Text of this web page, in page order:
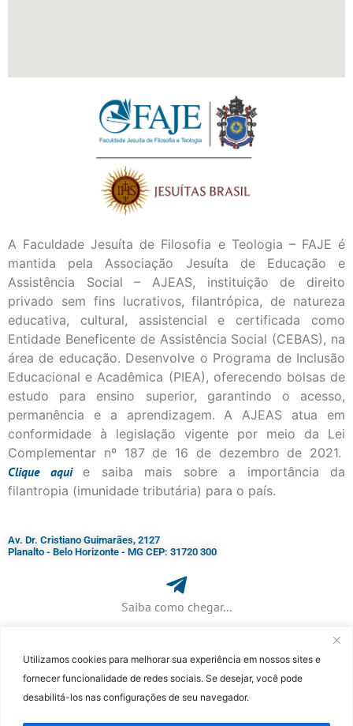
Utilizamos cookies para melhorar sua experiência em nossos sites e
fornecer funcionalidade de redes sociais. Se desejar, você pode
desabilitá-los nas configurações de seu navegador.
A Faculdade Jesuíta de Filosofia e Teologia – FAJE é
mantida pela Associação Jesuíta de Educação e
Assistência Social – AJEAS, instituição de direito
privado sem fins lucrativos, filantrópica, de natureza
educativa, cultural, assistencial e certificada como
Entidade Beneficente de Assistência Social (CEBAS), na
área de educação. Desenvolve o Programa de Inclusão
Educacional e Acadêmica (PIEA), oferecendo bolsas de
estudo para ensino superior, garantindo o acesso,
permanência e a aprendizagem. A AJEAS atua em
conformidade à legislação vigente por meio da Lei
Complementar nº 187 de 16 de dezembro de 2021.
Cliqueaqui
e saiba mais sobre a importância da
filantropia (imunidade tributária) para o país.
Av. Dr. Cristiano Guimarães, 2127
Planalto - Belo Horizonte - MG CEP: 31720 300
Saiba como chegar...
+ 55 (31) 3115-7000​